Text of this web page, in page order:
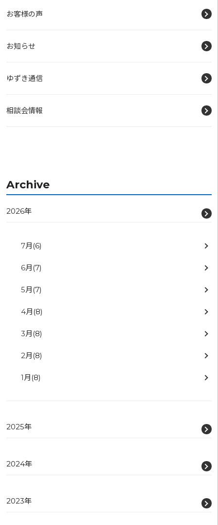
お客様の声
お知らせ
ゆずき通信
相談会情報
Archive
2026年
7月 (6)
6月 (7)
5月 (7)
4月 (8)
3月 (8)
2月 (8)
1月 (8)
2025年
2024年
2023年